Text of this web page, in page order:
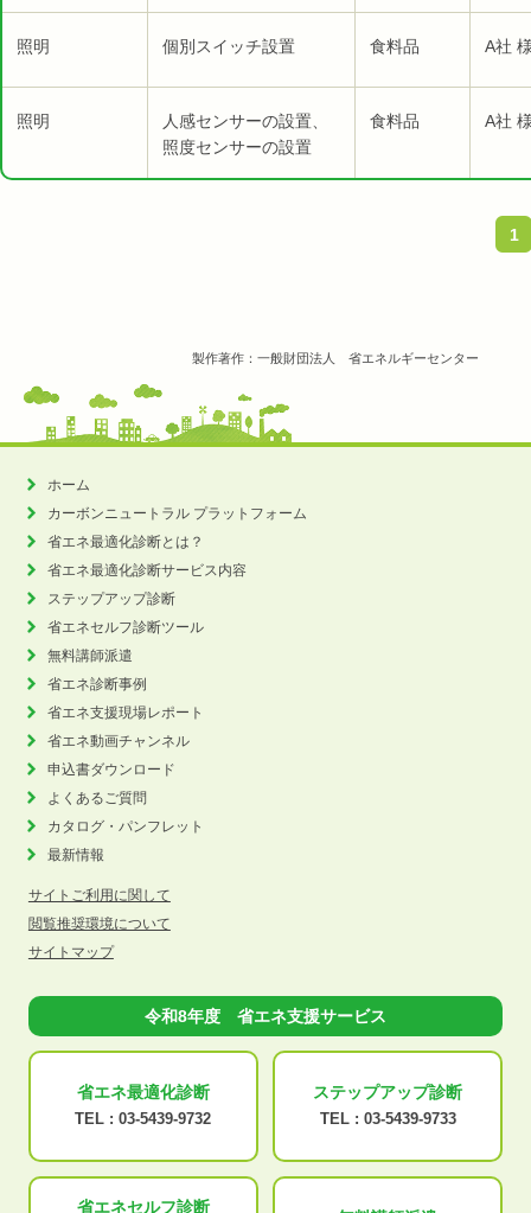
照明 個別スイッチ設置 食料品 A社
照明
人感センサーの設置、
照度センサーの設置
食料品 A社
1
製作著作：一般財団法人 省エネルギーセンター
ホーム
カーボンニュートラル プラットフォーム
省エネ最適化診断とは？
省エネ最適化診断サービス内容
ステップアップ診断
省エネセルフ診断ツール
無料講師派遣
省エネ診断事例
省エネ支援現場レポート
省エネ動画チャンネル
申込書ダウンロード
よくあるご質問
カタログ・パンフレット
最新情報
サイトご利用に関して
閲覧推奨環境について
サイトマップ
令和8年度 省エネ支援サービス
省エネ最適化診断
TEL : 03-5439-9732
ステップアップ診断
TEL : 03-5439-9733
省エネセルフ診断